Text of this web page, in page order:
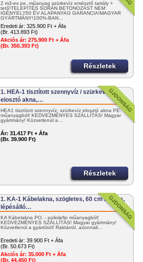
2 m3-es pe. műanyag szürkevíz emésztő tartály +
tető!TELEPÍTÉS SORÁN BETONOZÁST NEM
IGÉNYEL!!50 ÉV ALAPANYAG GARANCIA!MAGYAR
GYÁRTMÁNY!100%-BAN…
Eredeti ár: 325.900 Ft + Áfa
(Br. 413.893 Ft)
Akciós ár: 275.900 Ft + Áfa
(Br. 350.393 Ft)
Részletek
1. HEA-1 tisztított szennyvíz / szürkevíz
elosztó akna,…
HEA1 tisztított szennyvíz, szürkevíz elosztó akna PE.
műanyagból! KEDVEZMÉNYES SZÁLLÍTÁS! Magyar
gyártmány! Közvetlenül a…
Ár: 31.417 Ft + Áfa
(Br. 39.900 Ft)
Részletek
1. KA-1 Kábelakna, szögletes, 60 cm magas,
lépésálló…
KA Kábelakna PO. - poliolefin műanyagból!
KEDVEZMÉNYES SZÁLLÍTÁS! Magyar gyártmány!
Közvetlenül a gyártótól! Raktárról, azonnali…
Eredeti ár: 39.900 Ft + Áfa
(Br. 50.673 Ft)
Akciós ár: 35.000 Ft + Áfa
(Br. 44.450 Ft)